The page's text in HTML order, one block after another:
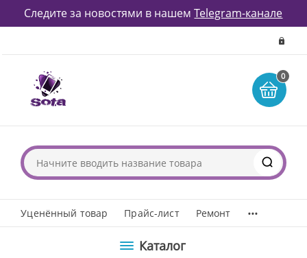
Следите за новостями в нашемTelegram-канале
0
Уценённый товар Прайс-лист Ремонт ...
Каталог